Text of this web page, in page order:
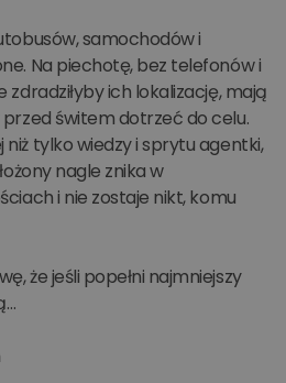
samochodów i
Na piechotę, bez telefonów i
ich lokalizację, mają
świtem dotrzeć do celu.
tylko wiedzy i sprytu agentki,
nagle znika w
i nie zostaje nikt, komu
że jeśli popełni najmniejszy